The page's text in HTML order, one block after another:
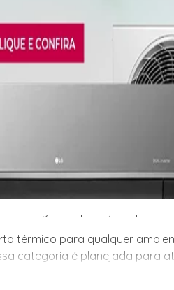
térmico para qualquer
térmico para qualquer
categoria é planejada para